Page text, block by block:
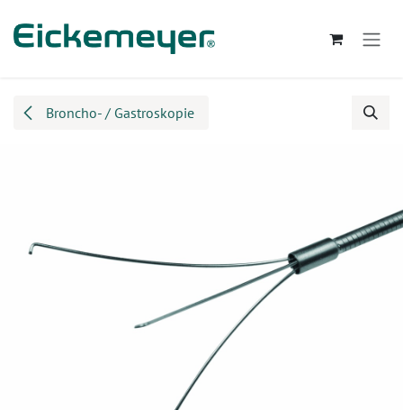
Broncho- / Gastroskopie